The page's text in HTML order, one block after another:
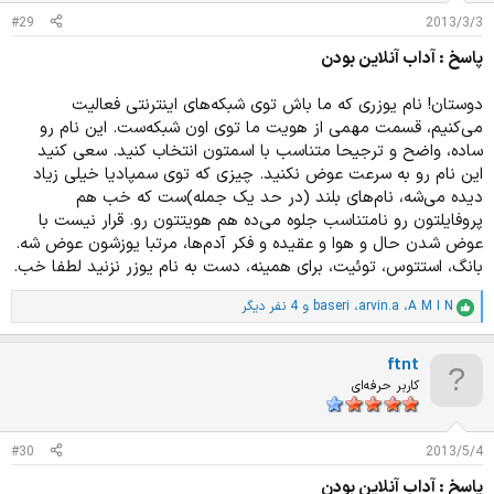
ت
:
2013/3/3
#29
پاسخ : آداب آنلاین بودن
دوستان! نام یوزری که ما باش توی شبکه‌های اینترنتی فعالیت
می‌کنیم، قسمت مهمی از هویت ما توی اون شبکه‌ست. این نام رو
ساده، واضح و ترجیحا متناسب با اسمتون انتخاب کنید. سعی کنید
این نام رو به سرعت عوض نکنید. چیزی که توی سمپادیا خیلی زیاد
دیده می‌شه، نام‌های بلند (در حد یک جمله)ست که خب هم
پروفایلتون رو نامتناسب جلوه می‌ده هم هویتتون رو. قرار نیست با
عوض شدن حال و هوا و عقیده و فکر آدم‌ها، مرتبا یوزشون عوض شه.
بانگ، استتوس، توئیت، برای همینه، دست به نام یوزر نزنید لطفا خب.
ا
م
ت
:
A M I N، arvin.a، baseri و 4 نفر دیگر
ftnt
کاربر حرفه‌ای
2013/5/4
#30
پاسخ : آداب آنلاین بودن